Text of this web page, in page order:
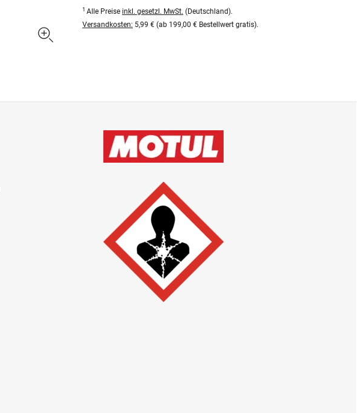
1 Alle Preise inkl. gesetzl. MwSt. (Deutschland).
Versandkosten: 5,99 € (ab 199,00 € Bestellwert gratis).